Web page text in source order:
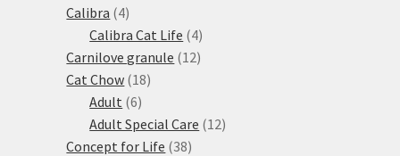
Calibra 44
produkty
Calibra Cat Life 44
produkty
Carnilove granule 1212
Cat Chow 1818
Adult 66
produktů
Adult Special Care 1212
Concept for Life 3838